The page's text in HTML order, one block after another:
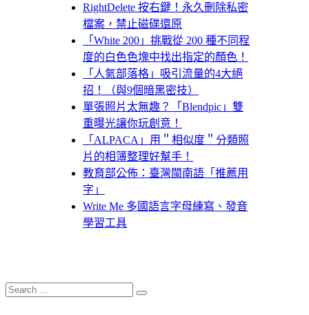
RightDelete 按右鍵！永久刪除私密
檔案，禁止磁碟還原
「White 200」挑戰從 200 種不同程
度的白色色塊中找出指定的顏色！
「人氣部落格」吸引流量的4大絕
招！（與9個暗黑密技）
單張照片太無趣？「Blendpic」雙
重曝光讓你玩創意！
「ALPACA」用＂相似度＂分類照
片的相簿整理好幫手！
教育部公佈：臺灣閩南語「推薦用
字」
Write Me 多國語言字母練寫、發音
學習工具
Search
for:
Search